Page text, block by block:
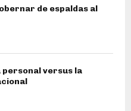
de espaldas al
personal versus la